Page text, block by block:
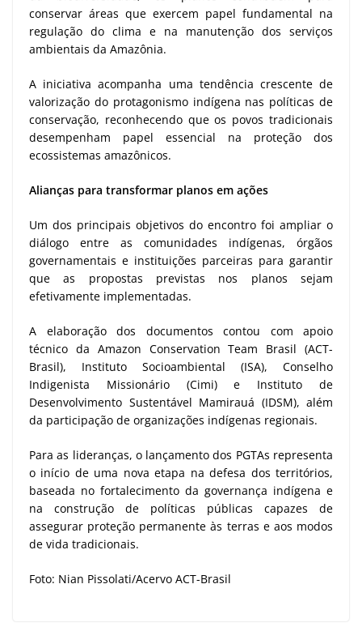
conservar áreas que exercem papel fundamental na
regulação do clima e na manutenção dos serviços
ambientais da Amazônia.
A iniciativa acompanha uma tendência crescente de
valorização do protagonismo indígena nas políticas de
conservação, reconhecendo que os povos tradicionais
desempenham papel essencial na proteção dos
ecossistemas amazônicos.
Alianças para transformar planos em ações
Um dos principais objetivos do encontro foi ampliar o
diálogo entre as comunidades indígenas, órgãos
governamentais e instituições parceiras para garantir
que as propostas previstas nos planos sejam
efetivamente implementadas.
A elaboração dos documentos contou com apoio
técnico da Amazon Conservation Team Brasil (ACT-
Brasil), Instituto Socioambiental (ISA), Conselho
Indigenista Missionário (Cimi) e Instituto de
Desenvolvimento Sustentável Mamirauá (IDSM), além
da participação de organizações indígenas regionais.
Para as lideranças, o lançamento dos PGTAs representa
o início de uma nova etapa na defesa dos territórios,
baseada no fortalecimento da governança indígena e
na construção de políticas públicas capazes de
assegurar proteção permanente às terras e aos modos
de vida tradicionais.
Foto: Nian Pissolati/Acervo ACT-Brasil